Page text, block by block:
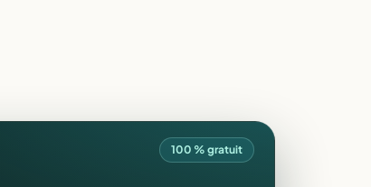
100 % gratuit